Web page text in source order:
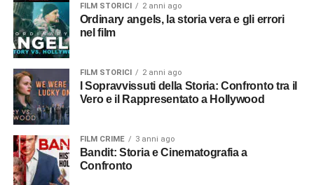
FILM STORICI 2 anni ago
Ordinary angels, la storia vera e gli errori
nel film
FILM STORICI 2 anni ago
Vero e il Rappresentato a Hollywood
FILM CRIME 3 anni ago
Bandit: Storia e Cinematografia a
Confronto